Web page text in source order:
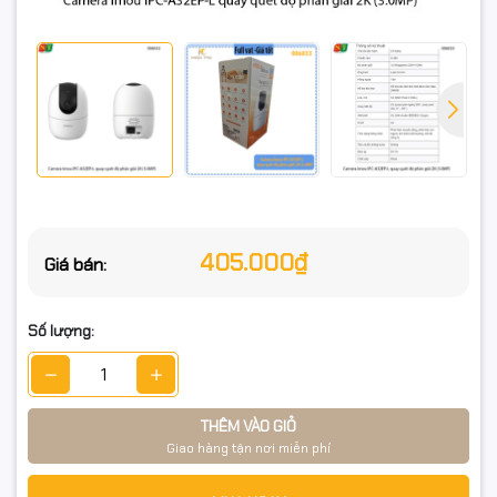
Giá bán: 405.000₫
Số lượng:
THÊM VÀO GIỎ
Giao hàng tận nơi miễn phí
✔️ Hình ảnh 2K siêu nét, giám sát toàn cảnh
✔️ Đàm thoại 2 chiều tiện lợi
📌 Cam kết sản phẩm
💯 Hàng chính hiệu Imou – mới 100%